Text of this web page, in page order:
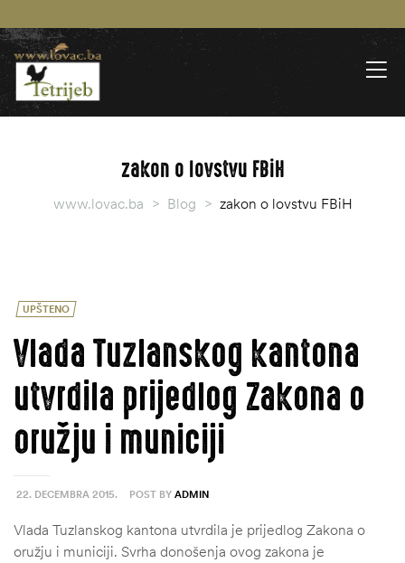
zakon o lovstvu FBiH
www.lovac.ba > Blog > zakon o lovstvu FBiH
UPŠTENO
22. DECEMBRA 2015. POST BY ADMIN
Vlada Tuzlanskog kantona
utvrdila prijedlog Zakona o
oružju i municiji
Vlada Tuzlanskog kantona utvrdila je prijedlog Zakona o
oružju i municiji. Svrha donošenja ovog zakona je